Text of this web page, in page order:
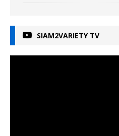
SIAM2VARIETY TV